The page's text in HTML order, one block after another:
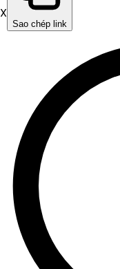
X
Sao chép link